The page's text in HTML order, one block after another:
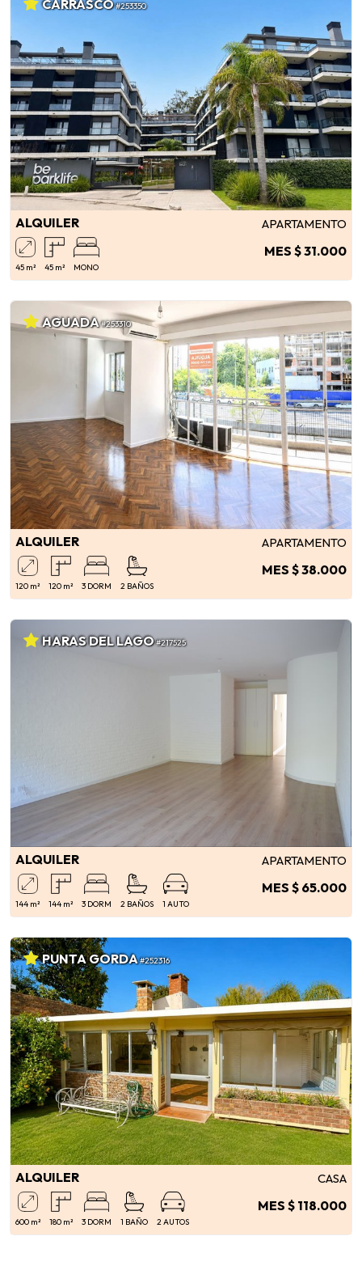
CARRASCO#253350
ALQUILER APARTAMENTO
45 m² 45 m² MONO
MES $ 31.000
AGUADA#253310
ALQUILER APARTAMENTO
120 m² 120 m² 3 DORM 2 BAÑOS
MES $ 38.000
HARAS DEL LAGO#217525
ALQUILER APARTAMENTO
144 m² 144 m² 3 DORM 2 BAÑOS 1 AUTO
MES $ 65.000
PUNTA GORDA#252316
ALQUILER CASA
600 m² 180 m² 3 DORM 1 BAÑO 2 AUTOS
MES $ 118.000